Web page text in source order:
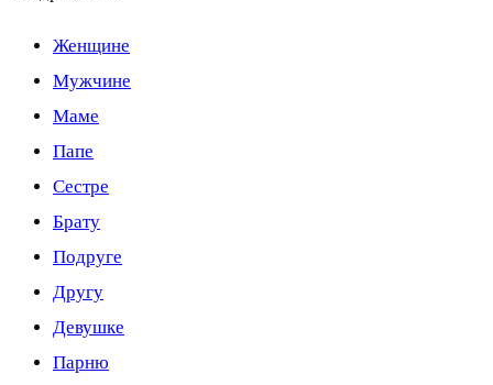
Женщине
Мужчине
Маме
Папе
Сестре
Брату
Подруге
Другу
Девушке
Парню